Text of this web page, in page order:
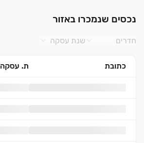
נכסים שנמכרו באזור
חדרים שנת עסקה
כתובת ת. עסקה